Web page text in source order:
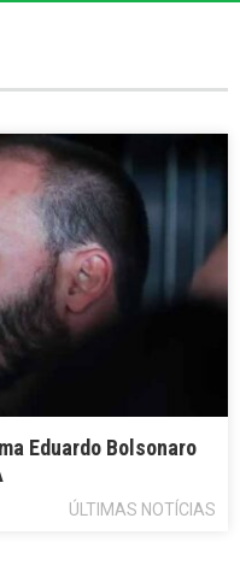
Eduardo Bolsonaro
ÚLTIMAS NOTÍCIAS